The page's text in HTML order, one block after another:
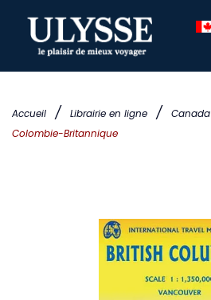
Accueil / Librairie en ligne / Canada
Colombie-Britannique